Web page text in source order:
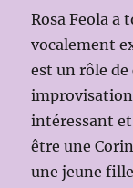
Rosa Feola a
vocalement
est un rôle de
intéressant
être une
une jeune